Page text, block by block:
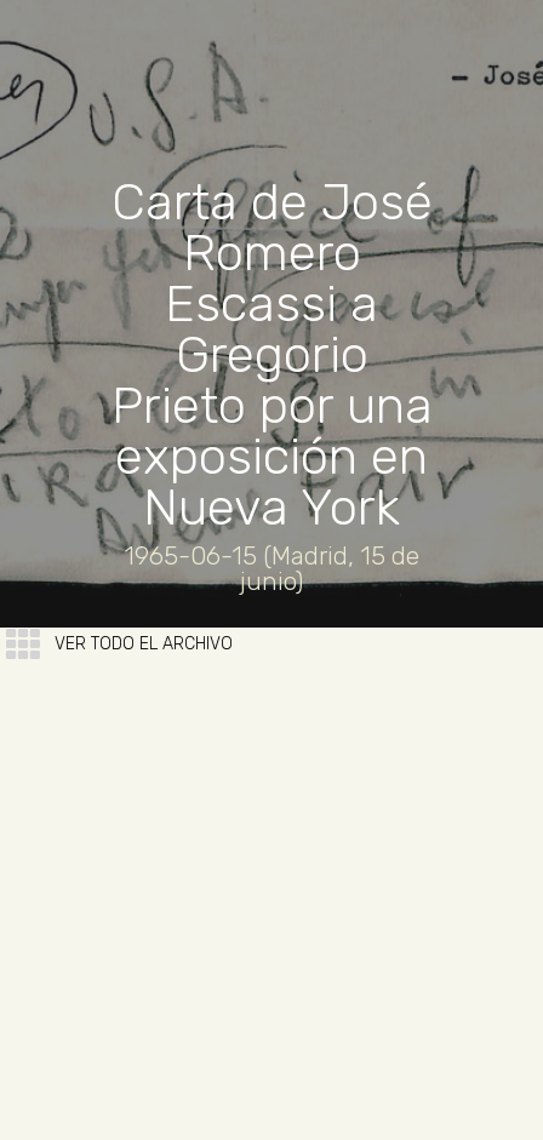
Carta de José
Romero
Escassi a
Gregorio
Prieto por una
exposición en
Nueva York
1965-06-15 (Madrid, 15 de
junio)
VER TODO EL ARCHIVO